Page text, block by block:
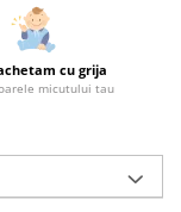
cu grija
micutului tau